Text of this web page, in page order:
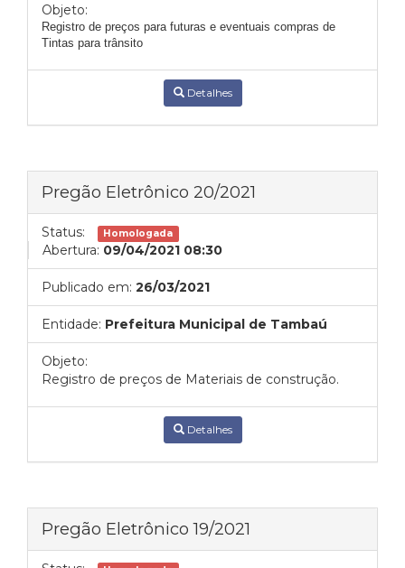
Objeto:
Registro de preços para futuras e eventuais compras de
Tintas para trânsito
Detalhes
Pregão Eletrônico 20/2021
Status: Homologada
Abertura: 09/04/2021 08:30
Publicado em: 26/03/2021
Entidade: Prefeitura Municipal de Tambaú
Objeto:
Registro de preços de Materiais de construção.
Detalhes
Pregão Eletrônico 19/2021